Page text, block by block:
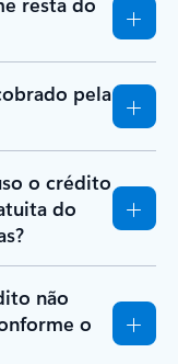
pela
o crédito
do
não
o